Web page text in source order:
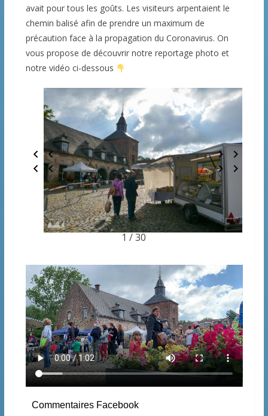
avait pour tous les goûts. Les visiteurs arpentaient le
chemin balisé afin de prendre un maximum de
précaution face à la propagation du Coronavirus. On
vous propose de découvrir notre reportage photo et
notre vidéo ci-dessous
1 / 30
Commentaires Facebook